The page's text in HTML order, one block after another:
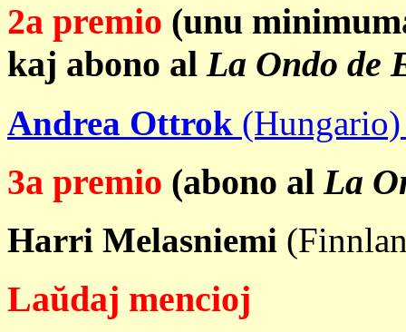
2a premio (unu
kaj abono alLa Ondo de
Andrea Ottrok
3a premio (abono al La
Harri Melasniemi
Laŭdaj mencioj